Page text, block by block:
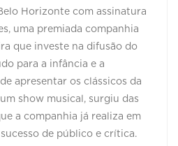
Horizonte com assinatura
uma premiada companhia
que investe na difusão do
para a infância e a
apresentar os clássicos da
show musical, surgiu das
a companhia já realiza em
de público e crítica.